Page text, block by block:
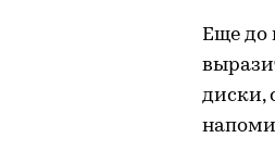
Еще до
диски,